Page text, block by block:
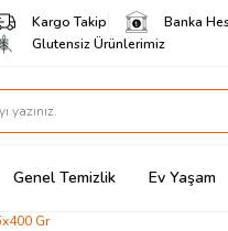
Kargo Takip Banka
Glutensiz Ürünlerimiz
Genel Temizlik Ev Yaşam
Gr